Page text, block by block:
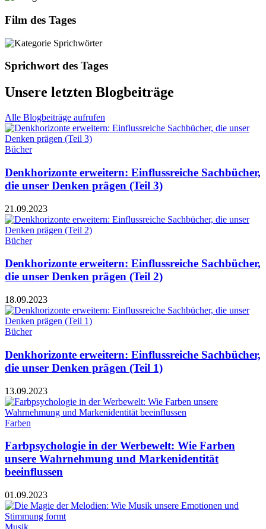
Film des Tages
Sprichwort des Tages
Unsere letzten Blogbeiträge
Alle Blogbeiträge aufrufen
Bücher
Denkhorizonte erweitern: Einflussreiche Sachbücher,
die unser Denken prägen (Teil 3)
21.09.2023
Bücher
Denkhorizonte erweitern: Einflussreiche Sachbücher,
die unser Denken prägen (Teil 2)
18.09.2023
Bücher
Denkhorizonte erweitern: Einflussreiche Sachbücher,
die unser Denken prägen (Teil 1)
13.09.2023
Farben
Farbpsychologie in der Werbewelt: Wie Farben
unsere Wahrnehmung und Markenidentität
beeinflussen
01.09.2023
Musik